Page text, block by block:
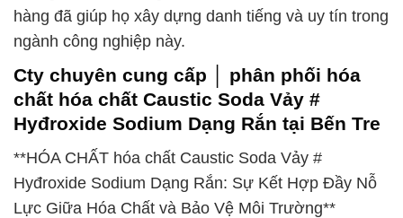
hàng đã giúp họ xây dựng danh tiếng và uy tín trong
ngành công nghiệp này.
Cty chuyên cung cấp │ phân phối hóa
chất hóa chất Caustic Soda Vảy #
Hyđroxide Sodium Dạng Rắn tại Bến Tre
**HÓA CHẤT hóa chất Caustic Soda Vảy #
Hyđroxide Sodium Dạng Rắn: Sự Kết Hợp Đầy Nỗ
Lực Giữa Hóa Chất và Bảo Vệ Môi Trường**